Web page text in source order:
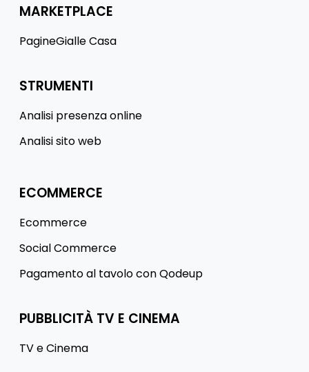
MARKETPLACE
PagineGialle Casa
STRUMENTI
Analisi presenza online
Analisi sito web
ECOMMERCE
Ecommerce
Social Commerce
Pagamento al tavolo con Qodeup
PUBBLICITÀ TV E CINEMA
TV e Cinema